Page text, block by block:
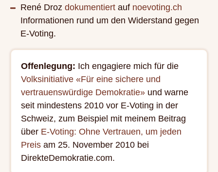
René Drozdokumentiert auf noevoting.ch
Informationen rund um den Widerstand gegen
E-Voting.
Offenlegung: Ich engagiere mich für die
Volksinitiative «Für eine sichere und
vertrauenswürdige Demokratie» und warne
seit mindestens 2010 vor E-Voting in der
Schweiz, zum Beispiel mit meinem Beitrag
über E-Voting: Ohne Vertrauen, um jeden
Preis am 25. November 2010 bei
DirekteDemokratie.com.